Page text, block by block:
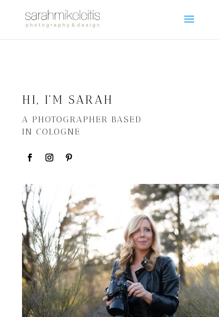
HI, I’M SARAH
A PHOTOGRAPHER BASED
IN COLOGNE